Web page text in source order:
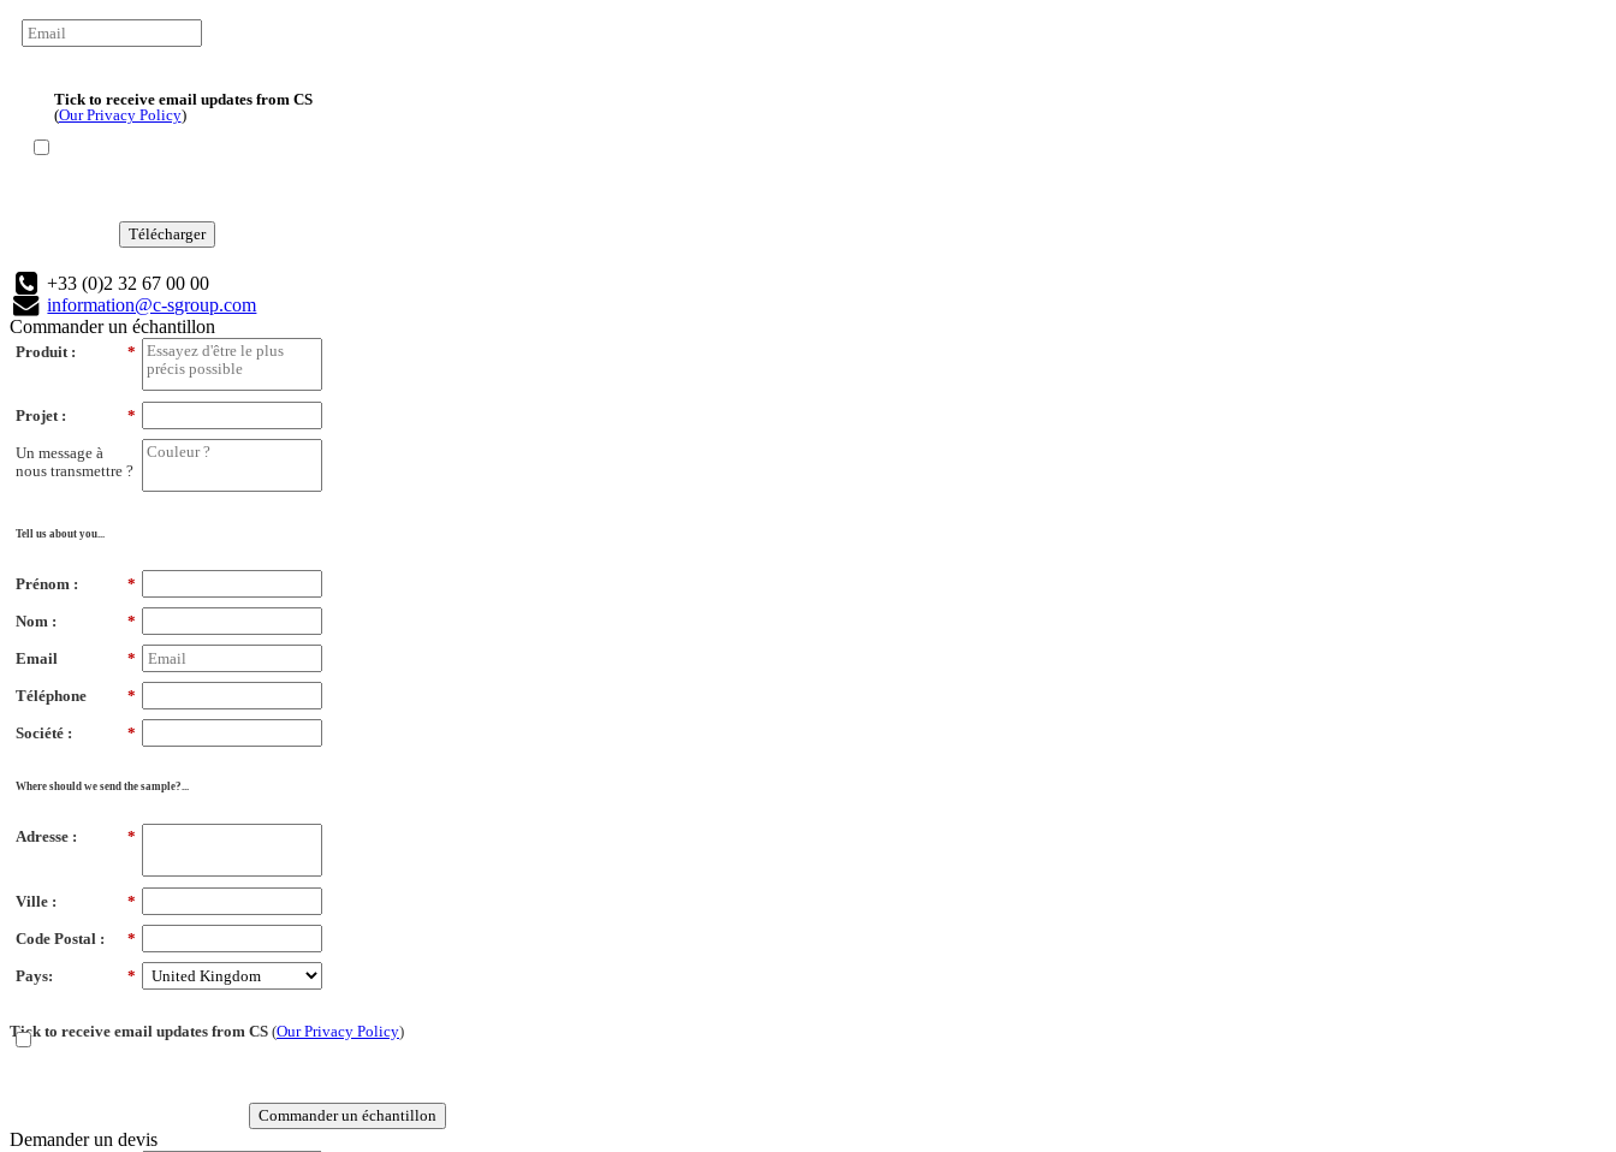
Tick to receive email updates from CS
(Our Privacy Policy)
Télécharger
+33 (0)2 32 67 00 00
information@c-sgroup.com
Commander un échantillon
*
Produit :
*
Projet :
Un message à
nous transmettre ?
Tell us about you...
*
Prénom :
*
Nom :
*
Email
*
Téléphone
*
Société :
Where should we send the sample?...
*
Adresse :
*
Ville :
*
Code Postal :
*
Pays:
Tick to receive email updates from CS (Our Privacy Policy)
Commander un échantillon
Demander un devis